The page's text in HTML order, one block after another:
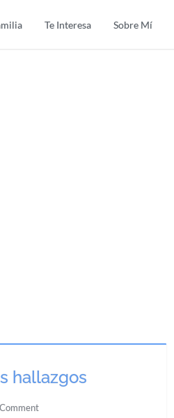
Te Interesa Sobre Mí
hallazgos